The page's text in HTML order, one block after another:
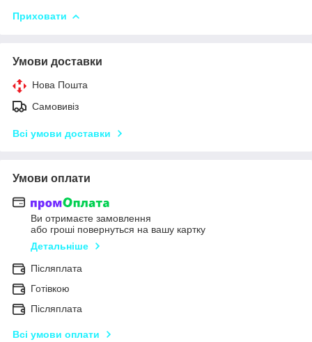
Приховати
Умови доставки
Нова Пошта
Самовивіз
Всі умови доставки
Умови оплати
Ви отримаєте замовлення
або гроші повернуться на вашу картку
Детальніше
Післяплата
Готівкою
Післяплата
Всі умови оплати